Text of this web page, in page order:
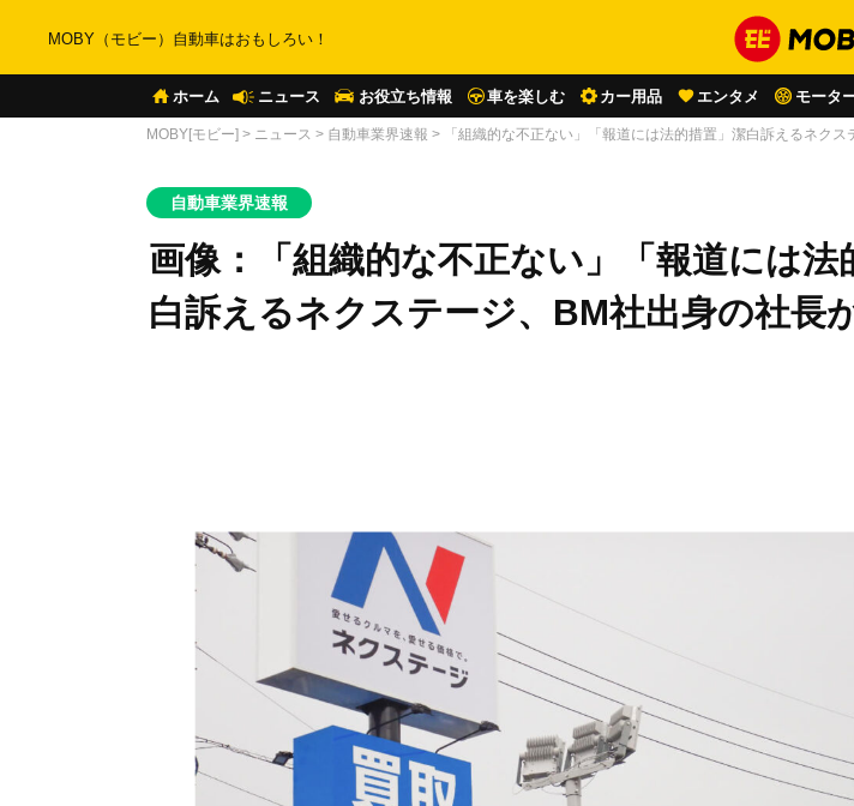
MOBY（モビー）自動車はおもしろい！
ホーム ニュース お役立ち情報 車を楽しむ カー用品 エンタメ モータ
MOBY[モビー] > ニュース > 自動車業界速報 > 「組織的な不正ない」「報道には法的措置」潔白訴えるネク
自動車業界速報
画像：「組織的な不正ない」「報道には法
白訴えるネクステージ、BM社出身の社長